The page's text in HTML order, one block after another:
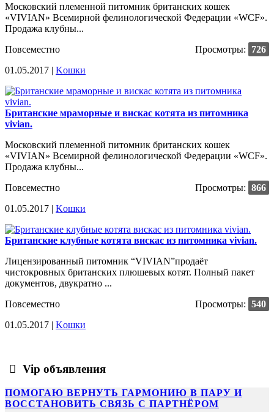
Московский племенной питомник британских кошек
«VIVIAN» Всемирной фелинологической Федерации «WCF».
Продажа клубны...
Повсеместно
Просмотры:
726
01.05.2017 | Kошки
Британские мраморные и вискас котята из питомника
vivian.
Московский племенной питомник британских кошек
«VIVIAN» Всемирной фелинологической Федерации «WCF».
Продажа клубны...
Повсеместно
Просмотры: 866
01.05.2017 | Kошки
Британские клубные котята вискас из питомника vivian.
Лицензированный питомник “VIVIAN”продаёт
чистокровных британских плюшевых котят. Полный пакет
документов, двукратно ...
Повсеместно
Просмотры: 540
01.05.2017 | Kошки
Vip объявления
ПОМОГАЮ ВЕРНУТЬ ГАРМОНИЮ В ПАРУ И
ВОССТАНОВИТЬ СВЯЗЬ С ПАРТНЁРОМ